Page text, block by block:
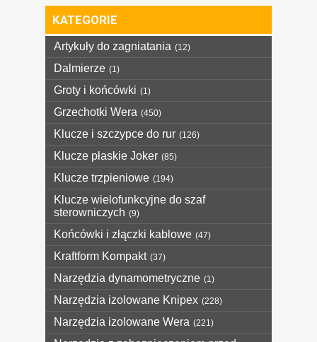
KATEGORIE
Artykuły do zagniatania (12)
Dalmierze (1)
Groty i końcówki (1)
Grzechotki Wera (450)
Klucze i szczypce do rur (126)
Klucze płaskie Joker (85)
Klucze trzpieniowe (194)
Klucze wielofunkcyjne do szaf
sterowniczych (9)
Końcówki i złączki kablowe (47)
Kraftform Kompakt (37)
Narzędzia dynamometryczne (1)
Narzędzia izolowane Knipex (228)
Narzędzia izolowane Wera (221)